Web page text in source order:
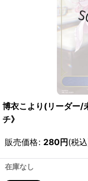
博衣こより(リーダー/
チ》
販売価格: 280円(税
在庫なし